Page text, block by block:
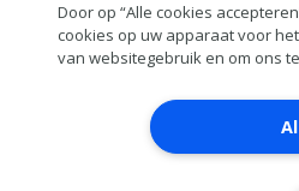
Door op “Alle cookies
cookies op uw apparaat voor
van websitegebruik en om ons